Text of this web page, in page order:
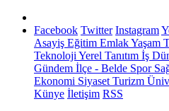
Facebook Twitter Instagram
Asayiş Eğitim EmlakYaşam
Teknoloji Yerel Tanıtım İş
Gündem İlçe - Belde Spor
Ekonomi Siyaset Turizm
Künye İletişim RSS